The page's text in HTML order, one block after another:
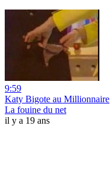
9:59
Katy Bigote au Millionnaire
La fouine du net
il y a 19 ans